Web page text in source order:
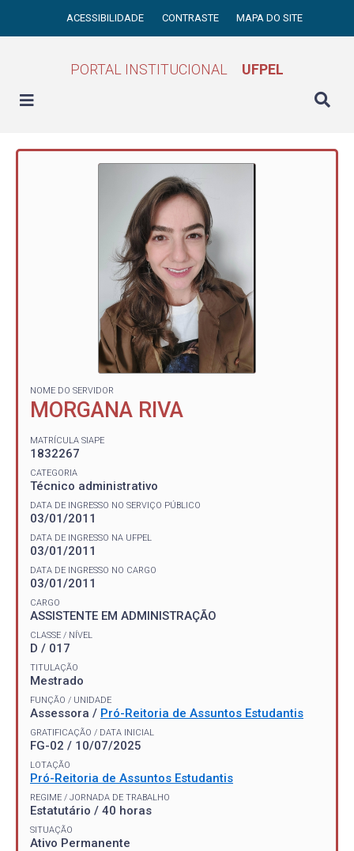
ACESSIBILIDADE CONTRASTE MAPA DO SITE
PORTAL INSTITUCIONAL UFPEL
NOME DO SERVIDOR
MORGANA RIVA
MATRÍCULA SIAPE
1832267
CATEGORIA
Técnico administrativo
DATA DE INGRESSO NO SERVIÇO PÚBLICO
03/01/2011
DATA DE INGRESSO NA UFPEL
03/01/2011
DATA DE INGRESSO NO CARGO
03/01/2011
CARGO
ASSISTENTE EM ADMINISTRAÇÃO
CLASSE / NÍVEL
D / 017
TITULAÇÃO
Mestrado
FUNÇÃO / UNIDADE
Assessora / Pró-Reitoria de Assuntos Estudantis
GRATIFICAÇÃO / DATA INICIAL
FG-02 / 10/07/2025
LOTAÇÃO
Pró-Reitoria de Assuntos Estudantis
REGIME / JORNADA DE TRABALHO
Estatutário / 40 horas
SITUAÇÃO
Ativo Permanente